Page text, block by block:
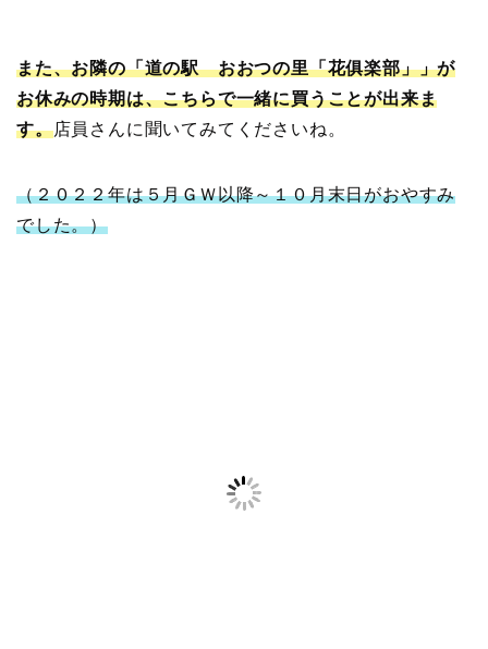
また、お隣の「道の駅 おおつの里「花俱楽部」」が
お休みの時期は、こちらで一緒に買うことが出来ま
す。店員さんに聞いてみてくださいね。
（２０２２年は５月ＧＷ以降～１０月末日がおやすみ
でした。）